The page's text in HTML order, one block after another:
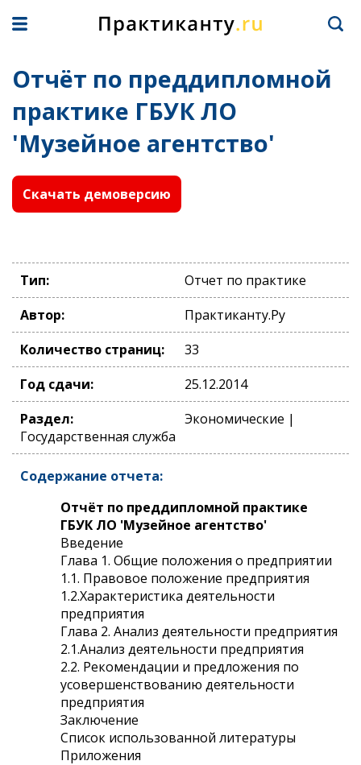
Отчёт по преддипломной
практике ГБУК ЛО
'Музейное агентство'
Скачать демоверсию
Тип:
Отчет по практике
Автор:
Практиканту.Ру
Количество страниц:
33
Год сдачи:
25.12.2014
Раздел:
Экономические |
Государственная служба
Содержание отчета:
Отчёт по преддипломной практике
ГБУК ЛО 'Музейное агентство'
Введение
Глава 1. Общие положения о предприятии
1.1. Правовое положение предприятия
1.2.Характеристика деятельности
предприятия
Глава 2. Анализ деятельности предприятия
2.1.Анализ деятельности предприятия
2.2. Рекомендации и предложения по
усовершенствованию деятельности
предприятия
Заключение
Список использованной литературы
Приложения